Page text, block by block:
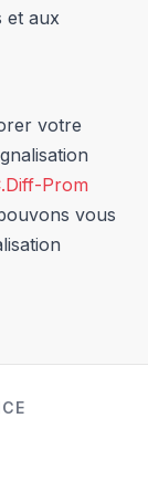
et aux
votre
Prom
vous